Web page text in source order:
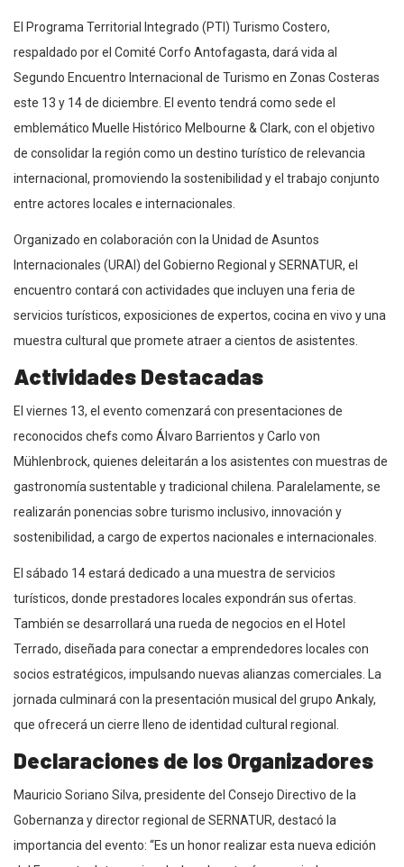
El Programa Territorial Integrado (PTI) Turismo Costero,
respaldado por el Comité Corfo Antofagasta, dará vida al
Segundo Encuentro Internacional de Turismo en Zonas Costeras
este 13 y 14 de diciembre. El evento tendrá como sede el
emblemático Muelle Histórico Melbourne & Clark, con el objetivo
de consolidar la región como un destino turístico de relevancia
internacional, promoviendo la sostenibilidad y el trabajo conjunto
entre actores locales e internacionales.
Organizado en colaboración con la Unidad de Asuntos
Internacionales (URAI) del Gobierno Regional y SERNATUR, el
encuentro contará con actividades que incluyen una feria de
servicios turísticos, exposiciones de expertos, cocina en vivo y una
muestra cultural que promete atraer a cientos de asistentes.
Actividades Destacadas
El viernes 13, el evento comenzará con presentaciones de
reconocidos chefs como Álvaro Barrientos y Carlo von
Mühlenbrock, quienes deleitarán a los asistentes con muestras de
gastronomía sustentable y tradicional chilena. Paralelamente, se
realizarán ponencias sobre turismo inclusivo, innovación y
sostenibilidad, a cargo de expertos nacionales e internacionales.
El sábado 14 estará dedicado a una muestra de servicios
turísticos, donde prestadores locales expondrán sus ofertas.
También se desarrollará una rueda de negocios en el Hotel
Terrado, diseñada para conectar a emprendedores locales con
socios estratégicos, impulsando nuevas alianzas comerciales. La
jornada culminará con la presentación musical del grupo Ankaly,
que ofrecerá un cierre lleno de identidad cultural regional.
Declaraciones de los Organizadores
Mauricio Soriano Silva, presidente del Consejo Directivo de la
Gobernanza y director regional de SERNATUR, destacó la
importancia del evento: “Es un honor realizar esta nueva edición